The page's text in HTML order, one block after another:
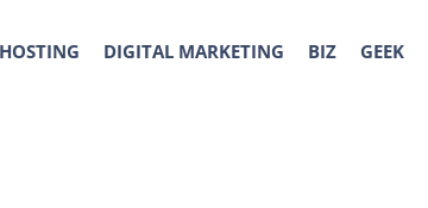
HOSTING DIGITAL MARKETING BIZ GEEK